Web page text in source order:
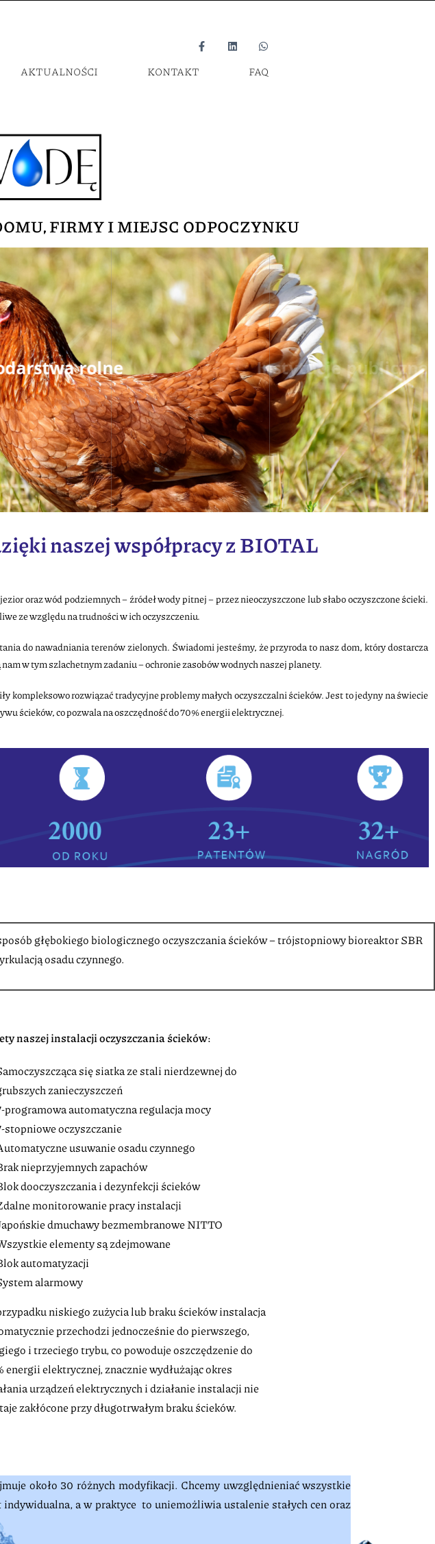
AKTUALNOŚCI KONTAKT FAQ
FIRMY I MIEJSC ODPOCZYNKU
rolne Instytucjepubliczne
naszej współpracy z BIOTAL
oraz wód podziemnych – źródeł wody pitnej – przez nieoczyszczone lub słabo oczyszczone ścieki.
ze względu na trudności w ich oczyszczeniu.
do nawadniania terenów zielonych. Świadomi jesteśmy, że przyroda to nasz dom, który dostarcza
w tym szlachetnym zadaniu – ochronie zasobów wodnych naszej planety.
rozwiązać tradycyjne problemy małych oczyszczalni ścieków. Jest to jedyny na świecie
ścieków, co pozwala na oszczędność do 70% energii elektrycznej.
głębokiego biologicznego oczyszczania ścieków – trójstopniowy bioreaktor SBR
osadu czynnego.
naszej instalacji oczyszczania ścieków:
się siatka ze stali nierdzewnej do
zanieczyszczeń
programowa automatyczna regulacja mocy
stopniowe oczyszczanie
usuwanie osadu czynnego
nieprzyjemnych zapachów
dooczyszczania i dezynfekcji ścieków
monitorowanie pracy instalacji
dmuchawy bezmembranowe NITTO
elementy są zdejmowane
automatyzacji
alarmowy
niskiego zużycia lub braku ścieków instalacja
przechodzi jednocześnie do pierwszego,
i trzeciego trybu, co powoduje oszczędzenie do
energii elektrycznej, znacznie wydłużając okres
urządzeń elektrycznych i działanie instalacji nie
zakłócone przy długotrwałym braku ścieków.
około 30 różnych modyfikacji. Chcemy uwzględnieniać wszystkie
a w praktyce to uniemożliwia ustalenie stałych cen oraz